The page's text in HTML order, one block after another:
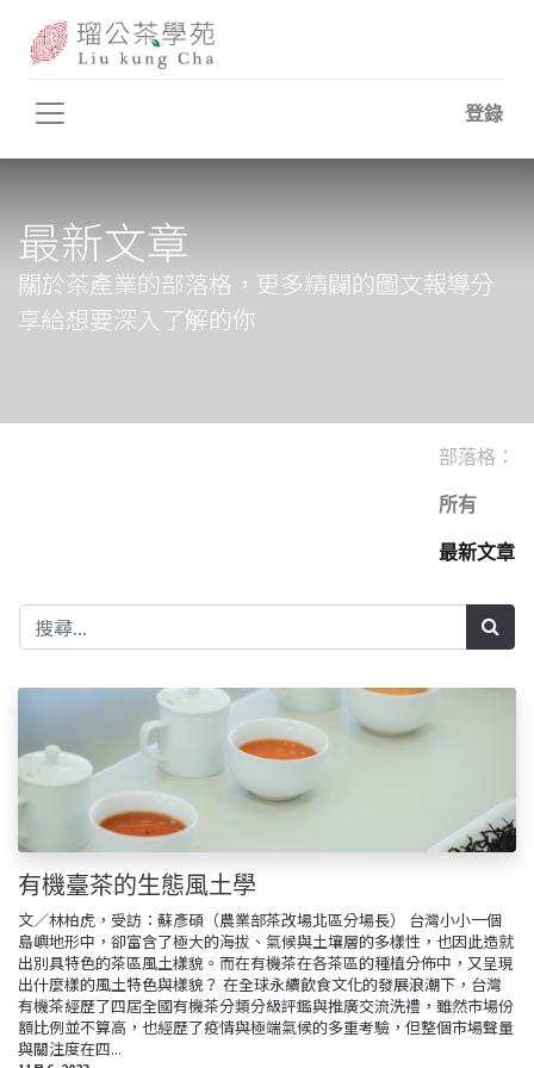
登錄
最新文章
關於茶產業的部落格，更多精闢的圖文報導分
享給想要深入了解的你
部落格：
所有
最新文章
有機臺茶的生態風土學
文／林柏虎，受訪：蘇彥碩（農業部茶改場北區分場長） 台灣小小一個
島嶼地形中，卻富含了極大的海拔、氣候與土壤層的多樣性，也因此造就
出別具特色的茶區風土樣貌。而在有機茶在各茶區的種植分佈中，又呈現
出什麼樣的風土特色與樣貌？ 在全球永續飲食文化的發展浪潮下，台灣
有機茶經歷了四屆全國有機茶分類分級評鑑與推廣交流洗禮，雖然市場份
額比例並不算高，也經歷了疫情與極端氣候的多重考驗，但整個市場聲量
與關注度在四...